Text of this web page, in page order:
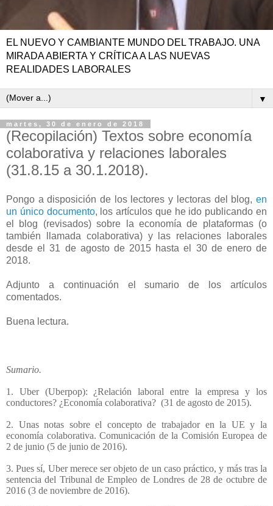
EL NUEVO Y CAMBIANTE MUNDO DEL TRABAJO. UNA
MIRADA ABIERTA Y CRÍTICA A LAS NUEVAS
REALIDADES LABORALES
▼
martes, 30 de enero de 2018
(Recopilación) Textos sobre economía
colaborativa y relaciones laborales
(31.8.15 a 30.1.2018).
Pongo a disposición de los lectores y lectoras del blog, en
un único documento, los artículos que he ido publicando en
el blog (revisados) sobre la economía de plataformas (o
también llamada colaborativa) y las relaciones laborales
desde el 31 de agosto de 2015 hasta el 30 de enero de
2018.
Adjunto a continuación el sumario de los artículos
comentados.
Buena lectura.
Sumario.
1. Uber (Uberpop): ¿Relación laboral entre la empresa y los
conductores? ¿Economía colaborativa? (31 de agosto de 2015).
2. Unas notas sobre el concepto de trabajador en la UE y la
economía colaborativa. Comunicación de la Comisión Europea de
2 de junio (5 de junio de 2016).
3. Pues sí, Uber merece ser objeto de un caso práctico, y más tras la
sentencia del Tribunal de Empleo de Londres de 28 de octubre de
2016 (3 de noviembre de 2016).